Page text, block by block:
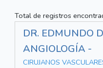
Total de registros
DR. EDMUNDO
ANGIOLOGÍA -
CIRUJANOS